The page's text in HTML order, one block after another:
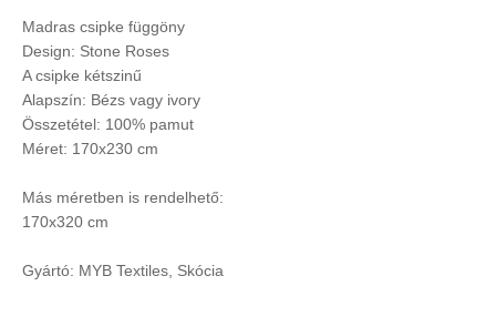
Madras csipke függöny
Design: Stone Roses
A csipke kétszinű
Alapszín: Bézs vagy ivory
Összetétel: 100% pamut
Méret: 170x230 cm
Más méretben is rendelhető:
170x320 cm
Gyártó: MYB Textiles, Skócia